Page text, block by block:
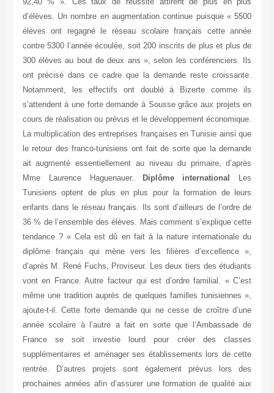
d’élèves. Un nombre en augmentation continue puisque « 5500
élèves ont regagné le réseau scolaire français cette année
contre 5300 l’année écoulée, soit 200 inscrits de plus et plus de
300 élèves au bout de deux ans », selon les conférenciers. Ils
ont précisé dans ce cadre que la demande reste croissante.
Notamment, les effectifs ont doublé à Bizerte comme ils
s’attendent à une forte demande à Sousse grâce aux projets en
cours de réalisation ou prévus et le développement économique.
La multiplication des entreprises françaises en Tunisie ainsi que
le retour des franco-tunisiens ont fait de sorte que la demande
ait augmenté essentiellement au niveau du primaire, d’après
Mme Laurence Haguenauer.
Diplôme international
Les
Tunisiens optent de plus en plus pour la formation de leurs
enfants dans le réseau français. Ils sont d’ailleurs de l’ordre de
36 % de l’ensemble des élèves. Mais comment s’explique cette
tendance ? « Cela est dû en fait à la nature internationale du
diplôme français qui mène vers les filières d’excellence »,
d’après M. René Fuchs, Proviseur. Les deux tiers des étudiants
vont en France. Autre facteur qui est d’ordre familial. « C’est
même une tradition auprès de quelques familles tunisiennes »,
ajoute-t-il. Cette forte demande qui ne cesse de croître d’une
année scolaire à l’autre a fait en sorte que l’Ambassade de
France se soit investie lourd pour créer des classes
supplémentaires et aménager ses établissements lors de cette
rentrée. D’autres projets sont également prévus lors des
prochaines années afin d’assurer une formation de qualité aux